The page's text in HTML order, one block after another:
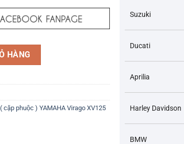
phuộc ) YAMAHA Virago XV125 XV250 số lượng
HÀNG
phuộc ) YAMAHA Virago XV125
Suzuki
Ducati
Aprilia
Harley Davidson
BMW